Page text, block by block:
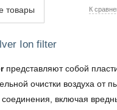
товары К
Ion filter
представляют собой
очистки воздуха
включая